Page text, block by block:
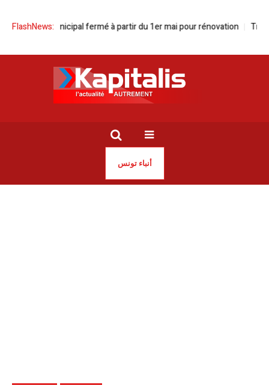
FlashNews:
municipal fermé à partir du 1er mai pour rénovation Trafic de
أنباء تونس